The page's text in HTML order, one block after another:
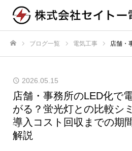
ブログ一覧 電気工事 店舗・事務所のLED化で電
2026.05.15
店舗・事務所のLED化で
がる？蛍光灯との比較シ
導入コスト回収までの期
解説